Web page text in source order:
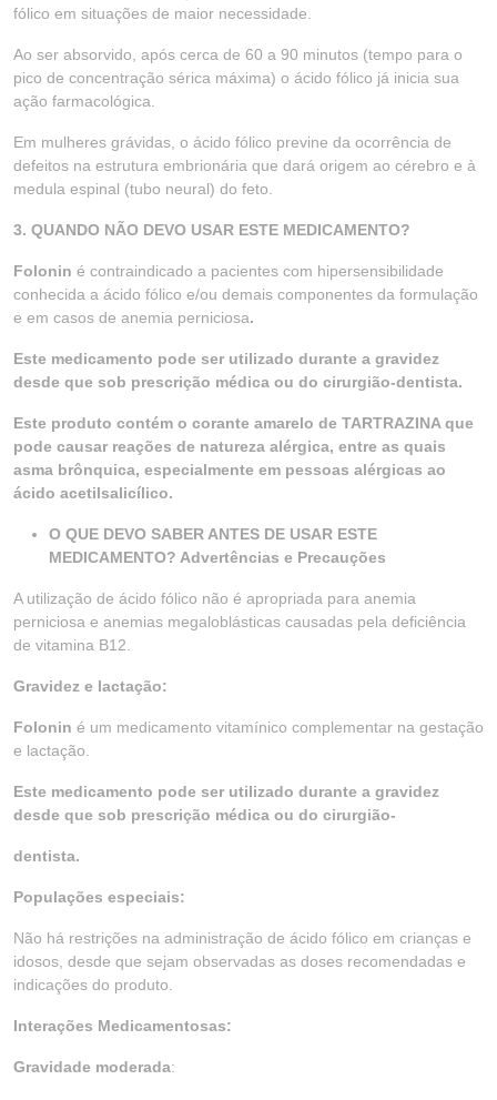
fólico em situações de maior necessidade.
Ao ser absorvido, após cerca de 60 a 90 minutos (tempo para o
pico de concentração sérica máxima) o ácido fólico já inicia sua
ação farmacológica.
Em mulheres grávidas, o ácido fólico previne da ocorrência de
defeitos na estrutura embrionária que dará origem ao cérebro e à
medula espinal (tubo neural) do feto.
3. QUANDO NÃO DEVO USAR ESTE MEDICAMENTO?
Folonin é contraindicado a pacientes com hipersensibilidade
conhecida a ácido fólico e/ou demais componentes da formulação
e em casos de anemia perniciosa.
Este medicamento pode ser utilizado durante a gravidez
desde que sob prescrição médica ou do cirurgião-dentista.
Este produto contém o corante amarelo de TARTRAZINA que
pode causar reações de natureza alérgica, entre as quais
asma brônquica, especialmente em pessoas alérgicas ao
ácido acetilsalicílico.
O QUE DEVO SABER ANTES DE USAR ESTE
MEDICAMENTO? Advertências e Precauções
A utilização de ácido fólico não é apropriada para anemia
perniciosa e anemias megaloblásticas causadas pela deficiência
de vitamina B12.
Gravidez e lactação:
Folonin é um medicamento vitamínico complementar na gestação
e lactação.
Este medicamento pode ser utilizado durante a gravidez
desde que sob prescrição médica ou do cirurgião-
dentista.
Populações especiais:
Não há restrições na administração de ácido fólico em crianças e
idosos, desde que sejam observadas as doses recomendadas e
indicações do produto.
Interações Medicamentosas:
Gravidade moderada: